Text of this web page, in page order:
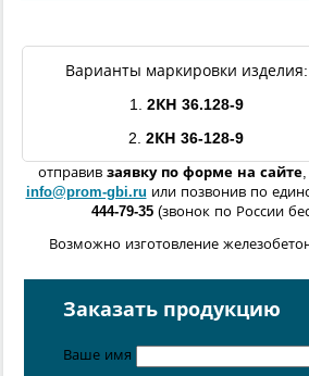
Варианты маркировки изделия:
1. 2КН 36.128-9
2. 2КН 36-128-9
отправив заявку по форме на сайте
info@prom-gbi.ru или позвонив по
444-79-35 (звонок по России
Возможно изготовление
расположенных вСанкт-Петербурге
Заказать продукцию
Ваше имя